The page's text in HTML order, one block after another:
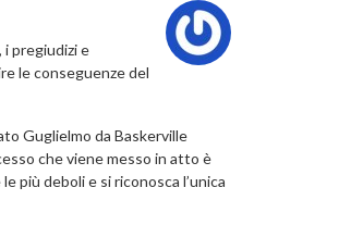
pregiudizi e
le conseguenze del
Guglielmo da Baskerville
che viene messo in atto è
più deboli e si riconosca l’unica